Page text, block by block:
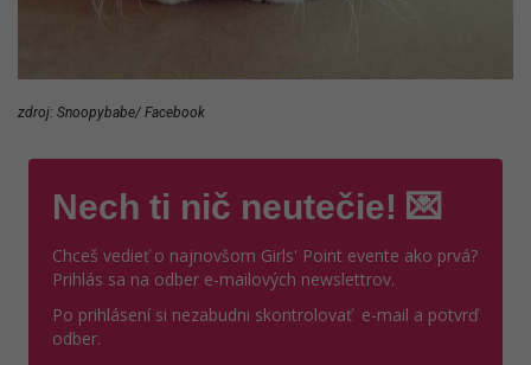
zdroj: Snoopybabe/ Facebook
Nech ti nič neutečie! 💌
Chceš vedieť o najnovšom Girls' Point evente ako prvá?
Prihlás sa na odber e-mailových newslettrov.
Po prihlásení si nezabudni skontrolovať e-mail a potvrď
odber.